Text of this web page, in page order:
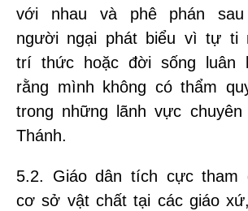
với nhau và phê phán sau
người ngại phát biểu vì tự ti
trí thức hoặc đời sống luân
rằng mình không có thẩm
trong những lãnh vực
Thánh.
5.2. Giáo dân tích cực tham
cơ sở vật chất tại các giáo